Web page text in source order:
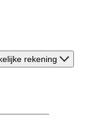
rekening